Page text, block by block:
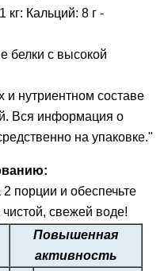
кг: Кальций: 8 г -
белки с высокой
нутриентном составе
Вся информация о
на упаковке."
порции и обеспечьте
свежей воде!
Повышенная
активность